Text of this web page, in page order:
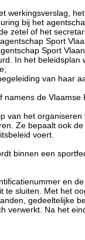
werkingsverslag,
bij het
zetel of het
Sport
Sport
In het
van haar
de
van het
Ze bepaalt ook
voert.
binnen een
en
te sluiten. Met het
gedeeltelijke
verwerkt. Na het